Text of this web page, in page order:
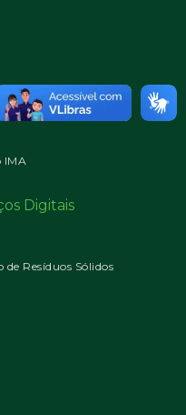
IMA
Digitais
Resíduos Sólidos